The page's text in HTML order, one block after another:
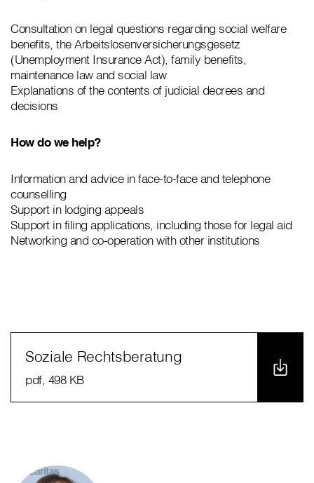
Consultation on legal questions regarding social welfare
benefits, the Arbeitslosenversicherungsgesetz
(Unemployment Insurance Act), family benefits,
maintenance law and social law
Explanations of the contents of judicial decrees and
decisions
How do we help?
Information and advice in face-to-face and telephone
counselling
Support in lodging appeals
Support in filing applications, including those for legal aid
Networking and co-operation with other institutions
Soziale Rechtsberatung
pdf, 498 KB